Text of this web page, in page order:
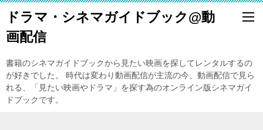
ドラマ・シネマガイドブック@動
画配信
書籍のシネマガイドブックから見たい映画を探してレンタルするの
が好きでした。 時代は変わり動画配信が主流の今、動画配信で見ら
れる、「見たい映画やドラマ」を探す為のオンライン版シネマガイ
ドブックです。